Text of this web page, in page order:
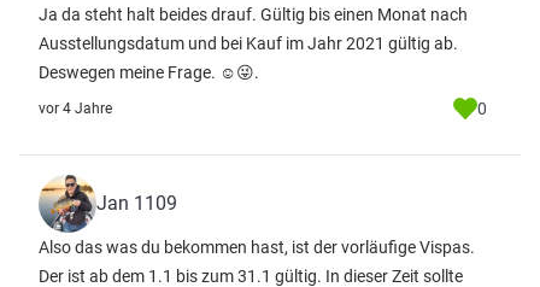
Ja da steht halt beides drauf. Gültig bis einen Monat nach
Ausstellungsdatum und bei Kauf im Jahr 2021 gültig ab.
Deswegen meine Frage. ☺️😜.
vor 4 Jahre 0
Jan 1109
Also das was du bekommen hast, ist der vorläufige Vispas.
Der ist ab dem 1.1 bis zum 31.1 gültig. In dieser Zeit sollte